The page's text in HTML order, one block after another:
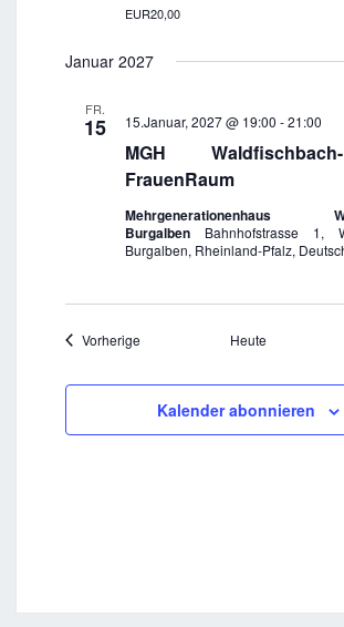
EUR20,00
Januar 2027
FR.
15
MGH Waldfischbach-
FrauenRaum
15.Januar, 2027 @ 19:00 -21:00
Mehrgenerationenhaus
Burgalben
Bahnhofstrasse 1,
Burgalben, Rheinland-Pfalz,
VorherigeVeranstaltungenHeute
Kalender abonnieren